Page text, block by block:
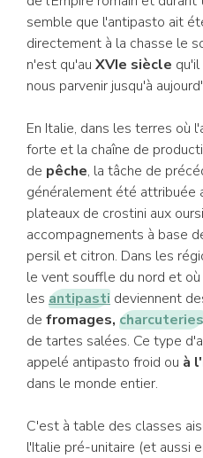
semble que l'antipasto ait
directement à la chasse le
n'est qu'au XVIe siècle
nous parvenir jusqu'à
En Italie, dans les terres où
forte et la chaîne de
de pêche, la tâche de
généralement été attribuée
plateaux de crostini aux
accompagnements à base
persil et citron. Dans les
le vent souffle du nord et
les antipasti deviennent
de fromages, charcuteries
de tartes salées. Ce type
appelé antipasto froid ou à
dans le monde entier.
C'est à table des classes
l'Italie pré-unitaire (et aussi